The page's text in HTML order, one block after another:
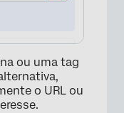
ou uma tag
o URL ou